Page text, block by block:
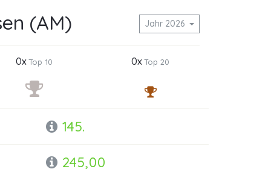
(AM) Jahr 2026
0xTop 10 0xTop 20
145.
245,00